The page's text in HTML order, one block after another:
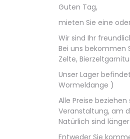
Guten Tag,
mieten Sie eine
Wir sind Ihr
Bei uns bekommen
Zelte,
Unser Lager
Wormeldange )
Alle Preise
Veranstaltung, am
Natürlich sind
Entweder Sie